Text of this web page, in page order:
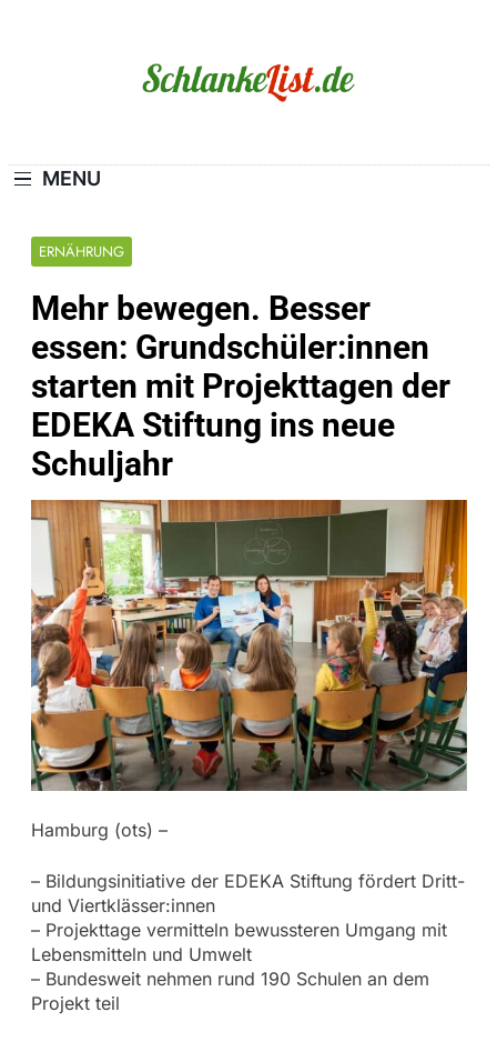
MENU
ERNÄHRUNG
Mehr bewegen. Besser
essen: Grundschüler:innen
starten mit Projekttagen der
EDEKA Stiftung ins neue
Schuljahr
Hamburg (ots) –
– Bildungsinitiative der EDEKA Stiftung fördert Dritt-
und Viertklässer:innen
– Projekttage vermitteln bewussteren Umgang mit
Lebensmitteln und Umwelt
– Bundesweit nehmen rund 190 Schulen an dem
Projekt teil